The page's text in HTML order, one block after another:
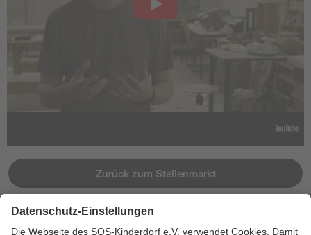
Zurück zum Stellenmarkt
Jetzt bewerben